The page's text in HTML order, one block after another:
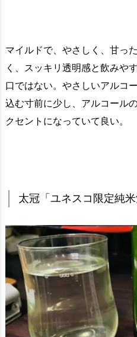
マイルドで、やさしく、甘っ
く、スッキリ透明感と飲みや
口ではない。やさしいアルコ
込む寸前に少し、アルコール
クセントになっていて良い。
太冠「ユネスコ限定純